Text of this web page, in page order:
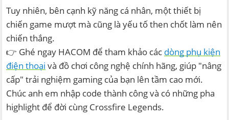
Tuy nhiên, bên cạnh kỹ năng cá nhân, một thiết bị
chiến game mượt mà cũng là yếu tố then chốt làm nên
chiến thắng.
👉 Ghé ngay HACOM để tham khảo các dòng phụ kiện
điện thoại và đồ chơi công nghệ chính hãng, giúp "nâng
cấp" trải nghiệm gaming của bạn lên tầm cao mới.
Chúc anh em nhập code thành công và có những pha
highlight để đời cùng Crossfire Legends.